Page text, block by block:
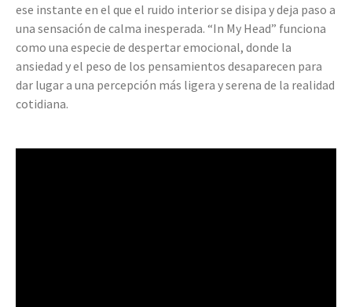
ese instante en el que el ruido interior se disipa y deja paso a
una sensación de calma inesperada. “In My Head” funciona
como una especie de despertar emocional, donde la
ansiedad y el peso de los pensamientos desaparecen para
dar lugar a una percepción más ligera y serena de la realidad
cotidiana.